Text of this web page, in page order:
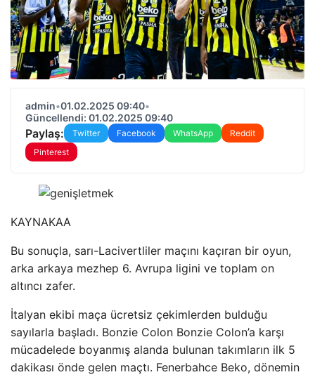
admin•01.02.2025 09:40•
Güncellendi: 01.02.2025 09:40
Paylaş: Twitter Facebook WhatsApp
Reddit
Pinterest
KAYNAKAA
Bu sonuçla, sarı-Lacivertliler maçını kaçıran bir oyun,
arka arkaya mezhep 6. Avrupa ligini ve toplam on
altıncı zafer.
İtalyan ekibi maça ücretsiz çekimlerden bulduğu
sayılarla başladı. Bonzie Colon Bonzie Colon’a karşı
mücadelede boyanmış alanda bulunan takımların ilk 5
dakikası önde gelen maçtı. Fenerbahce Beko, dönemin